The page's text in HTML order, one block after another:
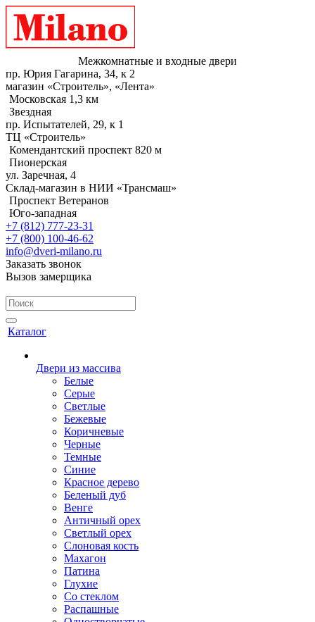
Межкомнатные и входные двери
пр. Юрия Гагарина, 34, к 2
магазин «Строитель», «Лента»
Московская 1,3 км
Звездная
пр. Испытателей, 29, к 1
ТЦ «Строитель»
Комендантский проспект 820 м
Пионерская
ул. Заречная, 4
Склад-магазин в НИИ «Трансмаш»
Проспект Ветеранов
Юго-западная
+7 (812) 777-23-31
+7 (800) 100-46-62
info@dveri-milano.ru
Заказать звонок
Вызов замерщика
Каталог
Двери из массива
Белые
Серые
Светлые
Бежевые
Коричневые
Черные
Темные
Синие
Красное дерево
Беленый дуб
Венге
Античный орех
Светлый орех
Слоновая кость
Махагон
Патина
Глухие
Со стеклом
Распашные